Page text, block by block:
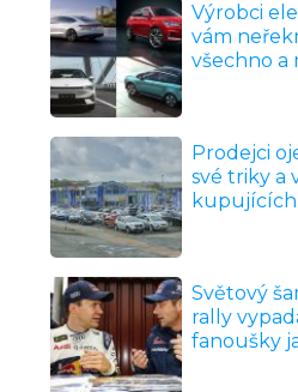
Výrobci
vám
všechno a
nabíjení
utratíte
Prodejci
své triky a
kupujících
dají až po
otázkách
Světový
rally
fanoušky